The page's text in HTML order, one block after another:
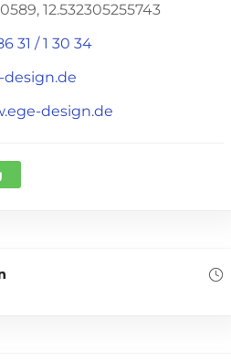
12.532305255743
31 / 1 30 34
design.de